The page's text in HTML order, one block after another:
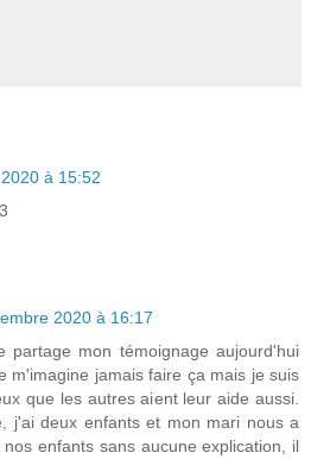
à 15:52
2020 à 16:17
partage mon témoignage aujourd'hui
m'imagine jamais faire ça mais je suis
que les autres aient leur aide aussi.
j'ai deux enfants et mon mari nous a
enfants sans aucune explication, il